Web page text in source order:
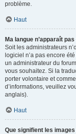
problème.
Haut
Ma langue n’apparaît
Soit les administrateurs
logiciel n’a pas encore
un administrateur du
vous souhaitez. Si la
porter volontaire et
d’informations, veuillez
anglais).
Haut
Que signifient les